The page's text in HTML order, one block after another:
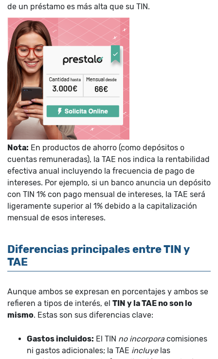
de un préstamo es más alta que su TIN.
Nota: En productos de ahorro (como depósitos o
cuentas remuneradas), la TAE nos indica la rentabilidad
efectiva anual incluyendo la frecuencia de pago de
intereses. Por ejemplo, si un banco anuncia un depósito
con TIN 1% con pago mensual de intereses, la TAE será
ligeramente superior al 1% debido a la capitalización
mensual de esos intereses.
Diferencias principales entre TIN y
TAE
Aunque ambos se expresan en porcentajes y ambos se
refieren a tipos de interés, el TIN y la TAE no son lo
mismo. Estas son sus diferencias clave:
Gastos incluidos: El TIN no incorporacomisiones
ni gastos adicionales; la TAE incluyelas